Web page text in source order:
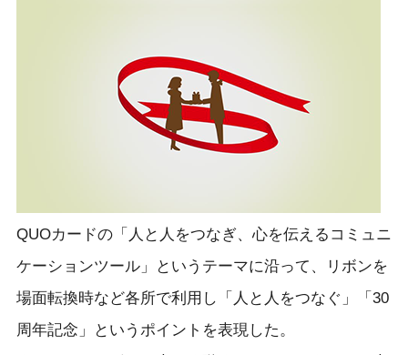
QUOカードの「人と人をつなぎ、心を伝えるコミュニ
ケーションツール」というテーマに沿って、リボンを
場面転換時など各所で利用し「人と人をつなぐ」「30
周年記念」というポイントを表現した。